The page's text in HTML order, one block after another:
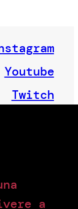
Youtube
Twitch
a